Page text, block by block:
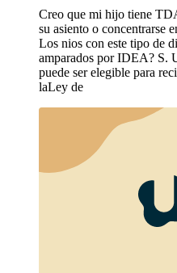
Creo que mi hijo tiene
su asiento o concentrarse
Los nios con este tipo de
amparados por IDEA? S.
puede ser elegible para
laLey de